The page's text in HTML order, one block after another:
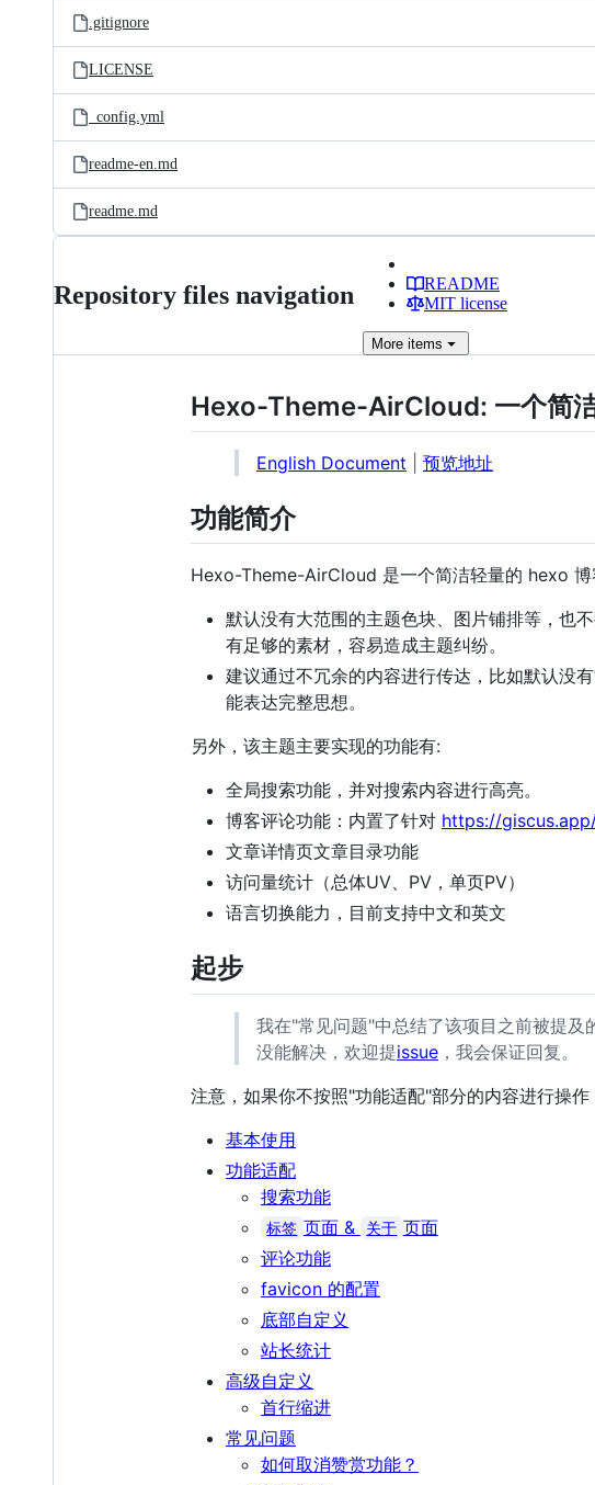
.gitignore
LICENSE
_config.yml
readme-en.md
readme.md
Repository files navigation
README
MIT license
More items
Hexo-Theme-AirCloud: 一个简
English Document 预览地址
功能简介
Hexo-Theme-AirCloud 是一个简洁轻量的 hexo 博
默认没有大范围的主题色块、图片铺排等，也
有足够的素材，容易造成主题纠纷。
建议通过不冗余的内容进行传达，比如默认没
能表达完整思想。
另外，该主题主要实现的功能有:
全局搜索功能，并对搜索内容进行高亮。
博客评论功能：内置了针对 https://
文章详情页文章目录功能
访问量统计（总体UV、PV，单页PV）
语言切换能力，目前支持中文和英文
起步
我在"常见问题"中总结了该项目之前被提
没能解决，欢迎提issue ，我会保证回复。
注意，如果你不按照"功能适配"部分的内容进行操
基本使用
功能适配
搜索功能
标签 页面 & 关于 页面
评论功能
favicon 的配置
底部自定义
站长统计
高级自定义
首行缩进
常见问题
如何取消赞赏功能？